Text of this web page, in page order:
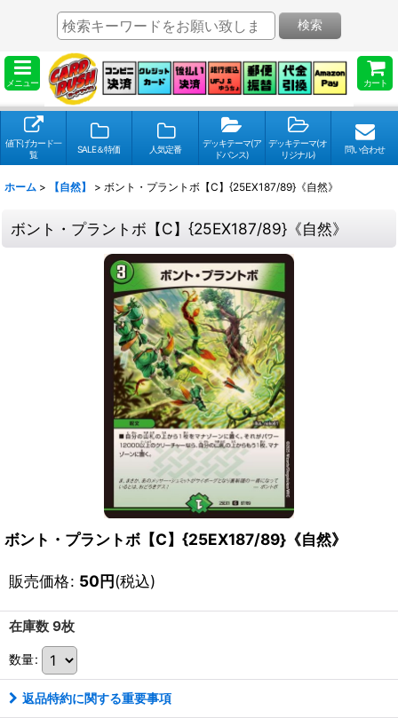
メニュー カート
検索
値下げカード一
覧
SALE＆特価 人気定番
デッキテーマ(ア
ドバンス)
デッキテーマ(オ
リジナル)
問い合わせ
ホーム > 【自然】 > ボント・プラントボ【C】{25EX187/89}《自然》
ボント・プラントボ【C】{25EX187/89}《自然》
ボント・プラントボ【C】{25EX187/89}《自然》
販売価格: 50円(税込)
在庫数 9枚
数量:
返品特約に関する重要事項